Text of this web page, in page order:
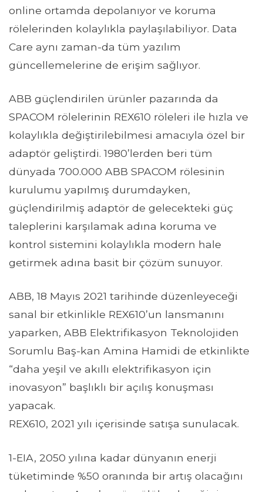
online ortamda depolanıyor ve koruma
rölelerinden kolaylıkla paylaşılabiliyor. Data
Care aynı zaman-da tüm yazılım
güncellemelerine de erişim sağlıyor.
ABB güçlendirilen ürünler pazarında da
SPACOM rölelerinin REX610 röleleri ile hızla ve
kolaylıkla değiştirilebilmesi amacıyla özel bir
adaptör geliştirdi. 1980’lerden beri tüm
dünyada 700.000 ABB SPACOM rölesinin
kurulumu yapılmış durumdayken,
güçlendirilmiş adaptör de gelecekteki güç
taleplerini karşılamak adına koruma ve
kontrol sistemini kolaylıkla modern hale
getirmek adına basit bir çözüm sunuyor.
ABB, 18 Mayıs 2021 tarihinde düzenleyeceği
sanal bir etkinlikle REX610’un lansmanını
yaparken, ABB Elektrifikasyon Teknolojiden
Sorumlu Baş-kan Amina Hamidi de etkinlikte
“daha yeşil ve akıllı elektrifikasyon için
inovasyon” başlıklı bir açılış konuşması
yapacak.
REX610, 2021 yılı içerisinde satışa sunulacak.
1-EIA, 2050 yılına kadar dünyanın enerji
tüketiminde %50 oranında bir artış olacağını